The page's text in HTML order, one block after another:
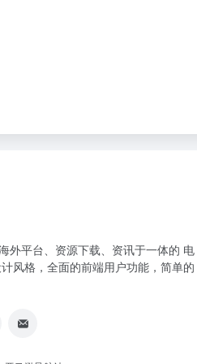
外平台、资源下载、资讯于一体的 电
风格，全面的前端用户功能，简单的